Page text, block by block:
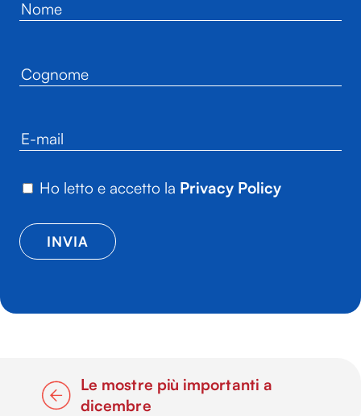
Ho letto e accetto la Privacy Policy
Le mostre più importanti a
dicembre